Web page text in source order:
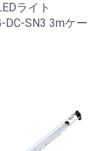
ライト
DC-SN3 3mケー